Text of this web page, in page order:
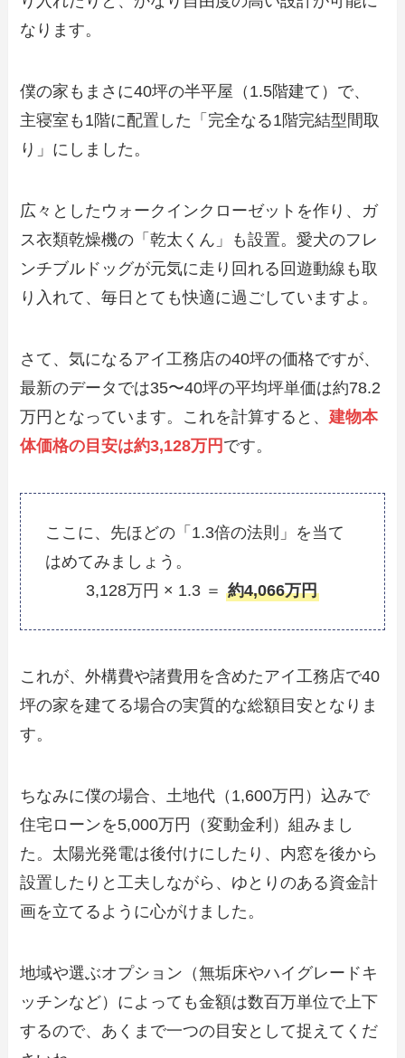
なります。
僕の家もまさに40坪の半平屋（1.5階建て）で、
主寝室も1階に配置した「完全なる1階完結型間取
り」にしました。
広々としたウォークインクローゼットを作り、ガ
ス衣類乾燥機の「乾太くん」も設置。愛犬のフレ
ンチブルドッグが元気に走り回れる回遊動線も取
り入れて、毎日とても快適に過ごしていますよ。
さて、気になるアイ工務店の40坪の価格ですが、
最新のデータでは35〜40坪の平均坪単価は約78.2
万円となっています。これを計算すると、建物本
体価格の目安は約3,128万円 です。
ここに、先ほどの「1.3倍の法則」を当て
はめてみましょう。
3,128万円 × 1.3 ＝ 約4,066万円
これが、外構費や諸費用を含めたアイ工務店で40
坪の家を建てる場合の実質的な総額目安となりま
す。
ちなみに僕の場合、土地代（1,600万円）込みで
住宅ローンを5,000万円（変動金利）組みまし
た。太陽光発電は後付けにしたり、内窓を後から
設置したりと工夫しながら、ゆとりのある資金計
画を立てるように心がけました。
地域や選ぶオプション（無垢床やハイグレードキ
ッチンなど）によっても金額は数百万単位で上下
するので、あくまで一つの目安として捉えてくだ